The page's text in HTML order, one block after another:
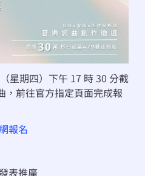
星期四）下午 17 時 30 分截
，前往官方指定頁面完成報
報名
表推廣